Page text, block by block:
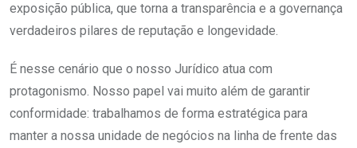
exposição pública, que torna a transparência e a governança
verdadeiros pilares de reputação e longevidade.
É nesse cenário que o nosso Jurídico atua com
protagonismo. Nosso papel vai muito além de garantir
conformidade: trabalhamos de forma estratégica para
manter a nossa unidade de negócios na linha de frente das